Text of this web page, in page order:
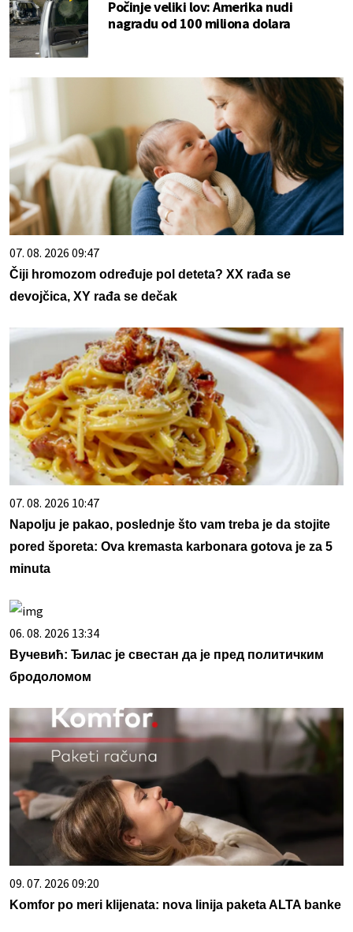
Počinje veliki lov: Amerika nudi
nagradu od 100 miliona dolara
07. 08. 2026 09:47
Čiji hromozom određuje pol deteta? XX rađa se
devojčica, XY rađa se dečak
07. 08. 2026 10:47
Napolju je pakao, poslednje što vam treba je da stojite
pored šporeta: Ova kremasta karbonara gotova je za 5
minuta
06. 08. 2026 13:34
Вучевић: Ђилас је свестан да је пред политичким
бродоломом
09. 07. 2026 09:20
Komfor po meri klijenata: nova linija paketa ALTA banke